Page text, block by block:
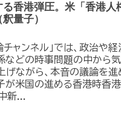
香港弾圧。米「香港人
量子）
チャンネル」では、政治や経
などの時事問題の中から
げながら、本音の議論を進
が米国の進める香港時香
新...